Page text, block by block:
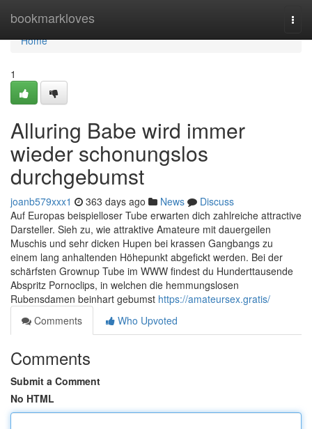
bookmarkloves
Home
Home
1
Alluring Babe wird immer
wieder schonungslos
durchgebumst
joanb579xxx1 363 days ago News
Discuss
Auf Europas beispielloser Tube erwarten dich zahlreiche attractive
Darsteller. Sieh zu, wie attraktive Amateure mit dauergeilen
Muschis und sehr dicken Hupen bei krassen Gangbangs zu
einem lang anhaltenden Höhepunkt abgefickt werden. Bei der
schärfsten Grownup Tube im WWW findest du Hunderttausende
Abspritz Pornoclips, in welchen die hemmungslosen
Rubensdamen beinhart gebumst https://amateursex.gratis/
Comments
Who Upvoted
Comments
Submit a Comment
No HTML